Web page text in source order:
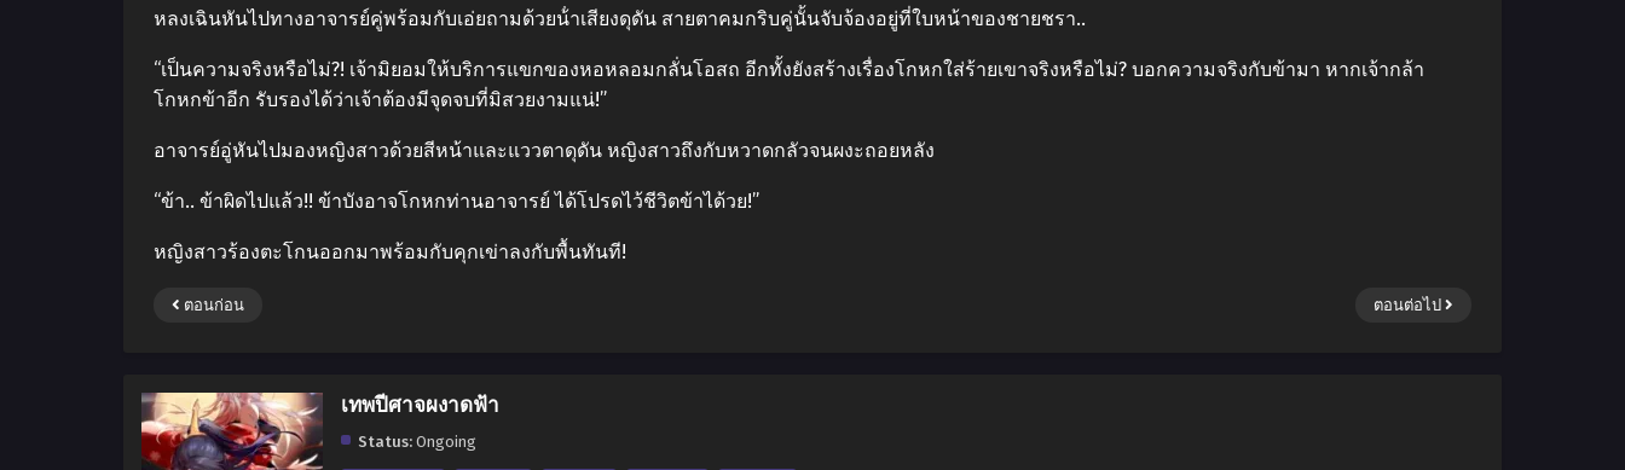
หลงเฉินหันไปทางอาจารย์คู่พร้อมกับเอ่ยถามด้วยน้ําเสียงดุดัน สายตาคมกริบคู่นั้นจับจ้องอยู่ที่ใบหน้าของชายชรา..
“เป็นความจริงหรือไม่?! เจ้ามิยอมให้บริการแขกของหอหลอมกลั่นโอสถ อีกทั้งยังสร้างเรื่องโกหกใส่ร้ายเขาจริงหรือไม่? บอกความจริงกับข้ามา หากเจ้ากล้า
โกหกข้าอีก รับรองได้ว่าเจ้าต้องมีจุดจบที่มิสวยงามแน่!”
อาจารย์อู่หันไปมองหญิงสาวด้วยสีหน้าและแววตาดุดัน หญิงสาวถึงกับหวาดกลัวจนผงะถอยหลัง
“ข้า.. ข้าผิดไปแล้ว!! ข้าบังอาจโกหกท่านอาจารย์ ได้โปรดไว้ชีวิตข้าได้วย!”
หญิงสาวร้องตะโกนออกมาพร้อมกับคุกเข่าลงกับพื้นทันที!
ตอนก่อน ตอนต่อไป
เทพปีศาจผงาดฟ้า
Status: Ongoing